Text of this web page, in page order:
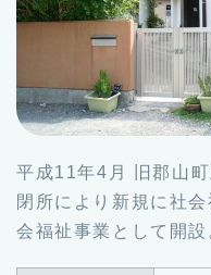
平成11年4月 旧郡山
閉所により新規に社
会福祉事業として開設